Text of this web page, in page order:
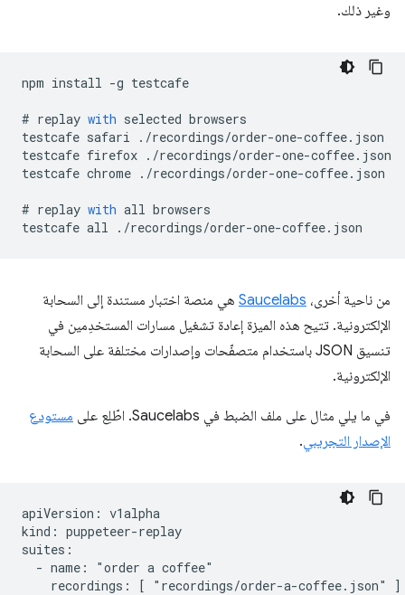
وغير ذلك.
npm install -g testcafe
# replay with selected browsers
testcafe safari . /recordings/order-one-coffee. json
testcafe firefox . /recordings/order-one-coffee. json
testcafe chrome . /recordings/order-one-coffee. json
# replay with all browsers
testcafe all . /recordings/order-one-coffee. json
من ناحية أخرى، Saucelabs هي منصة اختبار مستندة إلى السحابة
الإلكترونية. تتيح هذه الميزة إعادة تشغيل مسارات المستخدِمين في
تنسيق JSON باستخدام متصفّحات وإصدارات مختلفة على السحابة
الإلكترونية.
في ما يلي مثال على ملف الضبط في Saucelabs. اطّلِع على
مستودع
الإصدار التجريبي.
apiVersion: v1alpha
kind: puppeteer-replay
suites:
  - name: "order a coffee"
    recordings: [ "recordings/order-a-coffee.json" ]